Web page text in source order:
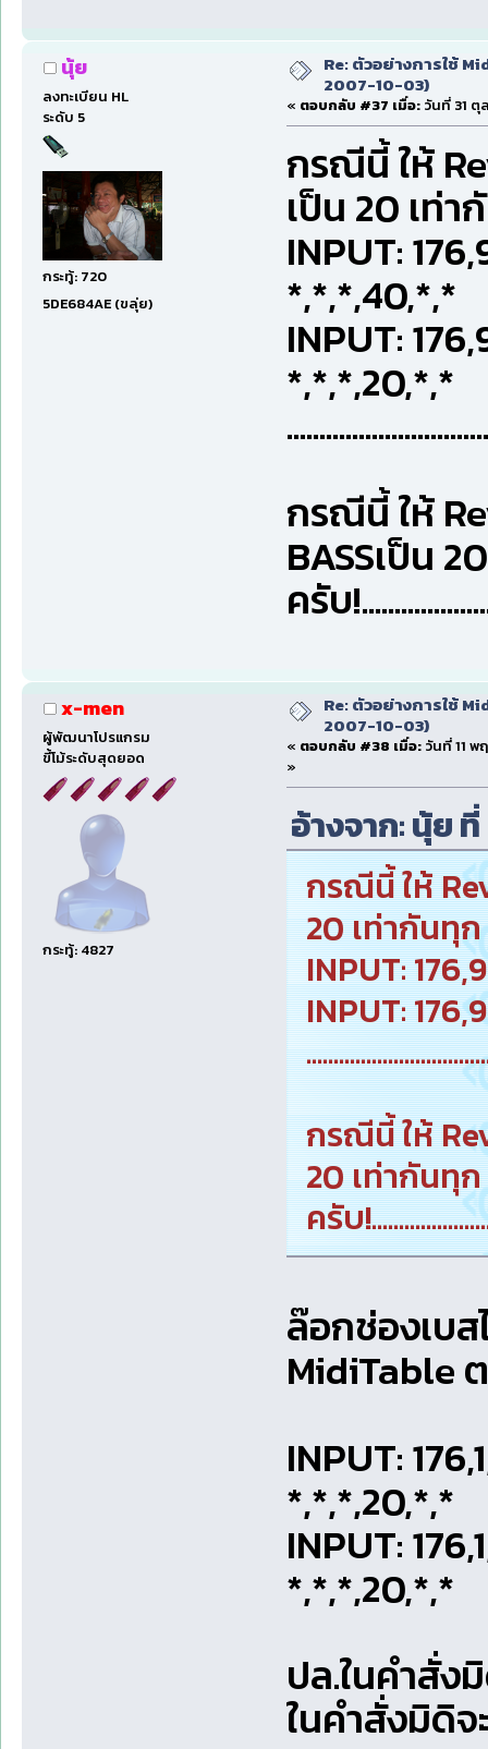
นุ้ย
ลงทะเบียน HL
ระดับ 5
กระทู้: 720
5DE684AE (ขลุ่ย)
Re: ตัวอย่างการใช้
2007-10-03)
« ตอบกลับ #37 เมื่อ: วันที่ 31 ตุ
กรณีนี้ ให้
เป็น 20 เท่
INPUT:
*,*,*,40,*,*
INPUT:
*,*,*,20,*,*
กรณีนี้ ให้
BASSเป็น
ครับ
x-men
ผู้พัฒนาโปรแกรม
ขี้โม้ระดับสุดยอด
กระทู้: 4827
Re: ตัวอย่างการใช้
2007-10-03)
« ตอบกลับ #38 เมื่อ: วันที่ 11 พ
»
อ้างจาก: นุ้ย
กรณีนี้ ให้
20 เท่ากันทุ
INPUT:
INPUT:
กรณีนี้ ให้
20 เท่ากันทุ
ครับ
ล๊อกช่องเบส
MidiTable
INPUT:
*,*,*,20,*,*
INPUT:
*,*,*,20,*,*
ปล.ในคำสั่ง
ในคำสั่งมิดิจ